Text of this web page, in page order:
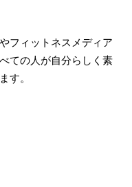
フィットネスメディア
ての人が自分らしく素
す。